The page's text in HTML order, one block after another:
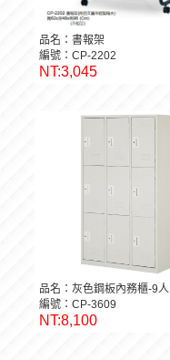
品名：書報架
編號：CP-2202
NT:3,045
品名：灰色鋼板內務櫃-9人
編號：CP-3609
NT:8,100